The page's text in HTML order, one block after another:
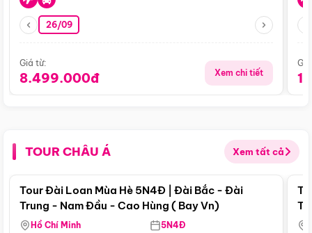
26/09
Giá từ:
8.499.000đ Xem chi tiết
TOUR CHÂU Á Xem tất cả
Điểm nổi bật
Tour Đài Loan Mùa Hè 5N4Đ | Đài Bắc - Đài
Trung - Nam Đầu - Cao Hùng ( Bay Vn)
Hồ Chí Minh 5N4Đ